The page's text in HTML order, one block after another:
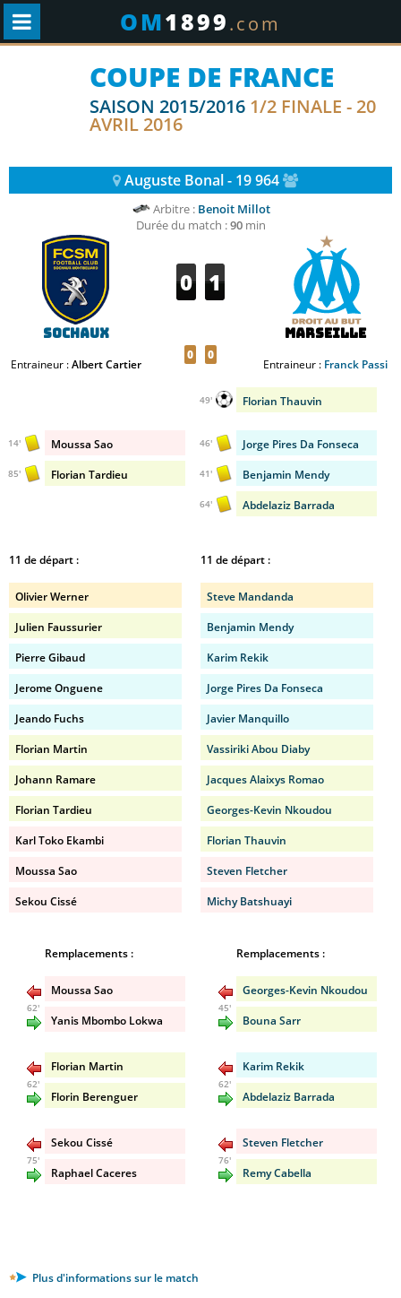
OM1899.com
COUPE DE FRANCE
SAISON 2015/2016 1/2 FINALE - 20
AVRIL 2016
Auguste Bonal - 19 964
Arbitre : Benoit Millot
Durée du match :90min
Sochaux
Entraineur :Albert Cartier
0 1
0 0
Marseille
Entraineur : Franck Passi
Florian Thauvin
49'
Moussa Sao
14'
Florian Tardieu
85'
Jorge Pires Da Fonseca
46'
Benjamin Mendy
41'
Abdelaziz Barrada
64'
11 de départ :
Olivier Werner
Julien Faussurier
Pierre Gibaud
Jerome Onguene
Jeando Fuchs
Florian Martin
Johann Ramare
Florian Tardieu
Karl Toko Ekambi
Moussa Sao
Sekou Cissé
11 de départ :
Steve Mandanda
Benjamin Mendy
Karim Rekik
Jorge Pires Da Fonseca
Javier Manquillo
Vassiriki Abou Diaby
Jacques Alaixys Romao
Georges-Kevin Nkoudou
Florian Thauvin
Steven Fletcher
Michy Batshuayi
Remplacements :
Moussa Sao
62'
Yanis Mbombo Lokwa
Florian Martin
62'
Florin Berenguer
Sekou Cissé
75'
Raphael Caceres
Remplacements :
Georges-Kevin Nkoudou
45'
Bouna Sarr
Karim Rekik
62'
Abdelaziz Barrada
Steven Fletcher
76'
Remy Cabella
Plus d'informations sur le match